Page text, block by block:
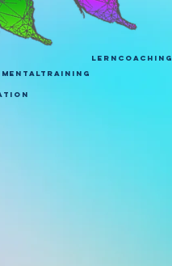
lerncoaching
mentaltraining